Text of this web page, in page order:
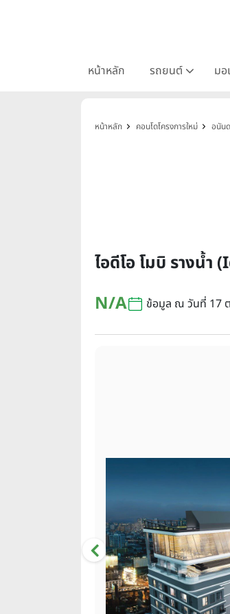
หน้าหลัก รถยนต์ มอ
หน้าหลัก คอนโดโครงการใหม่ อนัน
ไอดีโอ โมบิ รางน้
N/A
ข้อมูล ณ วันที่ 17